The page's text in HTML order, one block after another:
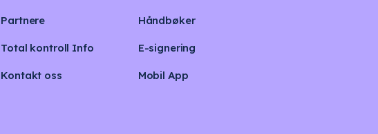
Partnere
Total kontroll Info
Kontakt oss
Håndbøker
E-signering
Mobil App